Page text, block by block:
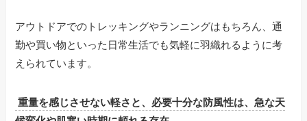
アウトドアでのトレッキングやランニングはもちろん、通
勤や買い物といった日常生活でも気軽に羽織れるように考
えられています。
重量を感じさせない軽さと、必要十分な防風性は、急な天